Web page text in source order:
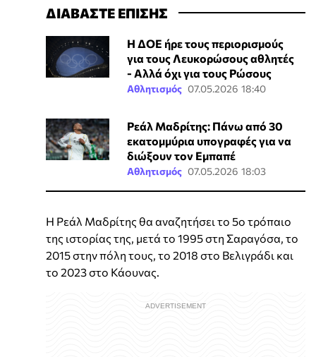
ΔΙΑΒΑΣΤΕ ΕΠΙΣΗΣ
Η ΔΟΕ ήρε τους περιορισμούς
για τους Λευκορώσους αθλητές
- Αλλά όχι για τους Ρώσους
Αθλητισμός 07.05.2026 18:40
Ρεάλ Μαδρίτης: Πάνω από 30
εκατομμύρια υπογραφές για να
διώξουν τον Εμπαπέ
Αθλητισμός 07.05.2026 18:03
Η Ρεάλ Μαδρίτης θα αναζητήσει το 5ο τρόπαιο
της ιστορίας της, μετά το 1995 στη Σαραγόσα, το
2015 στην πόλη τους, το 2018 στο Βελιγράδι και
το 2023 στο Κάουνας.